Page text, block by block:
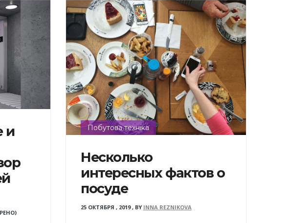
и
Побутова техніка
Несколько
интересных фактов о
посуде
25 ОКТЯБРЯ , 2019, BY INNA REZNIKOVA